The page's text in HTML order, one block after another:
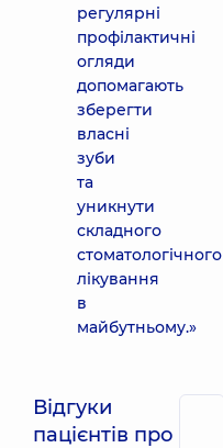
регулярні
профілактичні
огляди
допомагають
зберегти
власні
зуби
та
уникнути
складного
стоматологічного
лікування
в
майбутньому.»
Відгуки
пацієнтів про